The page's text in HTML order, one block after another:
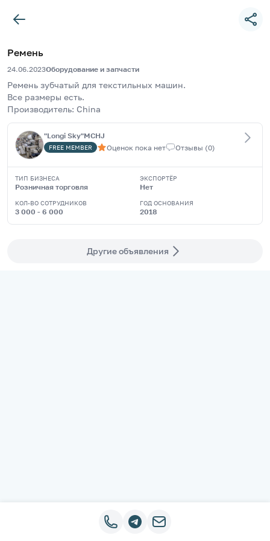
Ремень
24.06.2023Оборудование и запчасти
Ремень зубчатый для текстильных машин.
Все размеры есть.
Производитель: China
"Longi Sky"MCHJ
FREE MEMBER Оценок пока нет Отзывы (0)
ТИП БИЗНЕСА
Розничная торговля
ЭКСПОРТЁР
Нет
КОЛ-ВО СОТРУДНИКОВ
3 000 - 6 000
ГОД ОСНОВАНИЯ
2018
Другие объявления